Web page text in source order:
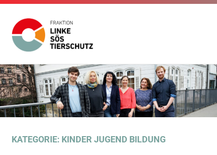
Zum
Inhalt
springen
Linke
SÖS
Tierschutz
der
Fraktion
Die
Linke
SÖS
Gemeinderat
KATEGORIE: KINDER JUGEND BILDUNG